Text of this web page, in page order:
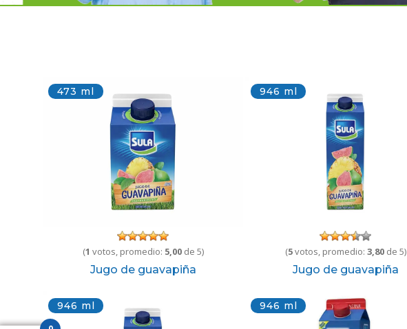
473 ml
(1 votos, promedio: 5,00de 5)
Jugo de guavapiña
946 ml
(5votos, promedio: 3,80de 5)
Jugo de guavapiña
946 ml 946 ml